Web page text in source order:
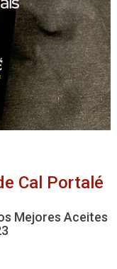
Cal Portalé
Mejores Aceites